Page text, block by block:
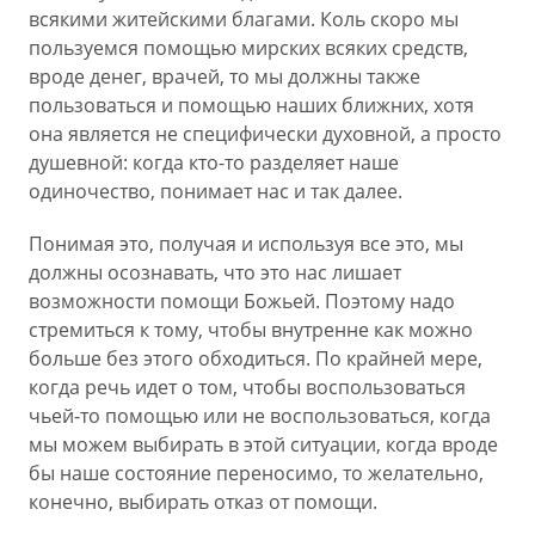
всякими житейскими благами. Коль скоро мы
пользуемся помощью мирских всяких средств,
вроде денег, врачей, то мы должны также
пользоваться и помощью наших ближних, хотя
она является не специфически духовной, а просто
душевной: когда кто-то разделяет наше
одиночество, понимает нас и так далее.
Понимая это, получая и используя все это, мы
должны осознавать, что это нас лишает
возможности помощи Божьей. Поэтому надо
стремиться к тому, чтобы внутренне как можно
больше без этого обходиться. По крайней мере,
когда речь идет о том, чтобы воспользоваться
чьей-то помощью или не воспользоваться, когда
мы можем выбирать в этой ситуации, когда вроде
бы наше состояние переносимо, то желательно,
конечно, выбирать отказ от помощи.